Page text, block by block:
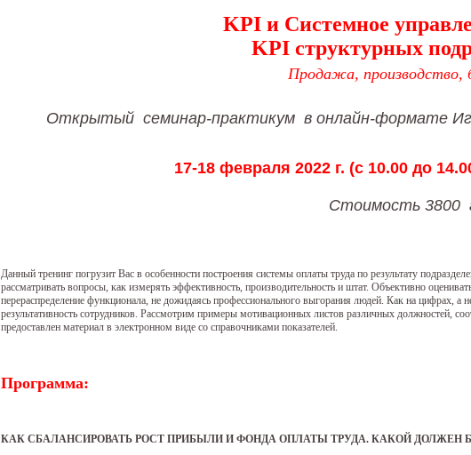
KPI и Системное
KPI структурных
Продажа, производство,
Открытый семинар-практикум в онлайн-формате
17-18 февраля 2022 г. (с 10.00 до
Стоимость 3800
Данный тренинг погрузит Вас в особенности построения системы оплаты труда по результату
рассматривать вопросы, как измерять эффективность, производительность и штат. Объективно
перераспределение функционала, не дожидаясь профессионального выгорания людей. Как на цифрах, а
результативность сотрудников. Рассмотрим примеры мотивационных листов различных должностей,
предоставлен материал в электронном виде со справочниками показателей.
Программа:
КАК СБАЛАНСИРОВАТЬ РОСТ ПРИБЫЛИ И ФОНДА ОПЛАТЫ ТРУДА. КАКОЙ ДОЛЖЕН